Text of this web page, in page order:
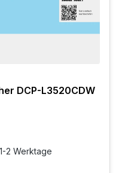
DCP-L3520CDW
2 Werktage